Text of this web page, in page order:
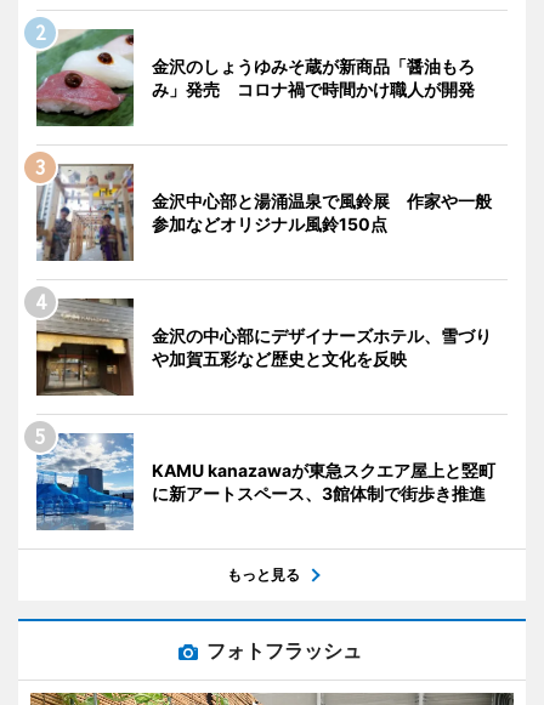
金沢のしょうゆみそ蔵が新商品「醤油もろ
み」発売 コロナ禍で時間かけ職人が開発
金沢中心部と湯涌温泉で風鈴展 作家や一般
参加などオリジナル風鈴150点
金沢の中心部にデザイナーズホテル、雪づり
や加賀五彩など歴史と文化を反映
KAMU kanazawaが東急スクエア屋上と竪町
に新アートスペース、3館体制で街歩き推進
もっと見る
フォトフラッシュ